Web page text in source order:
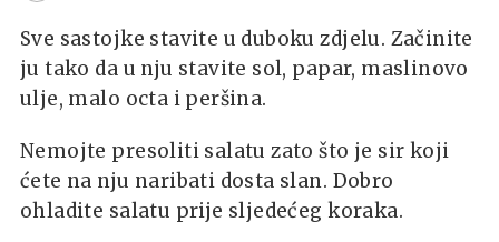
Sve sastojke stavite u duboku zdjelu. Začinite
ju tako da u nju stavite sol, papar, maslinovo
ulje, malo octa i peršina.
Nemojte presoliti salatu zato što je sir koji
ćete na nju naribati dosta slan. Dobro
ohladite salatu prije sljedećeg koraka.